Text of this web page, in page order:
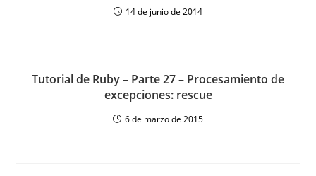
14 de junio de 2014
Tutorial de Ruby – Parte 27 – Procesamiento de
excepciones: rescue
6 de marzo de 2015